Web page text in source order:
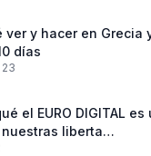
ver y hacer en Grecia
días
el EURO DIGITAL
nuestras liberta…